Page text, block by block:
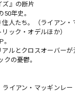
ズ』の断片
50年史。
住人たち。（ライアン
ック・オデルほか）
ルとクロスオーバーが
クの憂鬱。
イアン・マッギンレ